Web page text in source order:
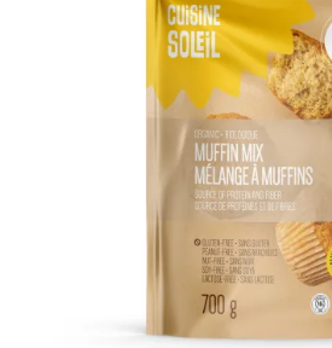
ADD TO CART